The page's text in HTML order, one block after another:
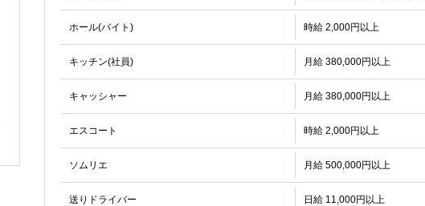
ホール(バイト) 時給 2,000円以上
キッチン(社員) 月給 380,000円以上
キャッシャー 月給 380,000円以上
エスコート 時給 2,000円以上
ソムリエ 月給 500,000円以上
送りドライバー 日給 11,000円以上